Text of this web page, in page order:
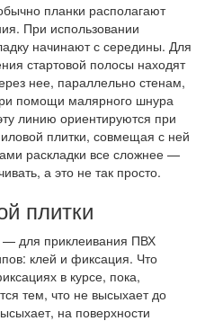
планки располагают
При использовании
начинают с середины. Для
стартовой полосы находят
нее, параллельно стенам,
помощи малярного шнура
линию ориентируются при
плитки, совмещая с ней
раскладки все сложнее —
а это не так просто.
плитки
— для приклеивания ПВХ
клей и фиксация. Что
в курсе, пока,
тем, что не высыхает до
на поверхности